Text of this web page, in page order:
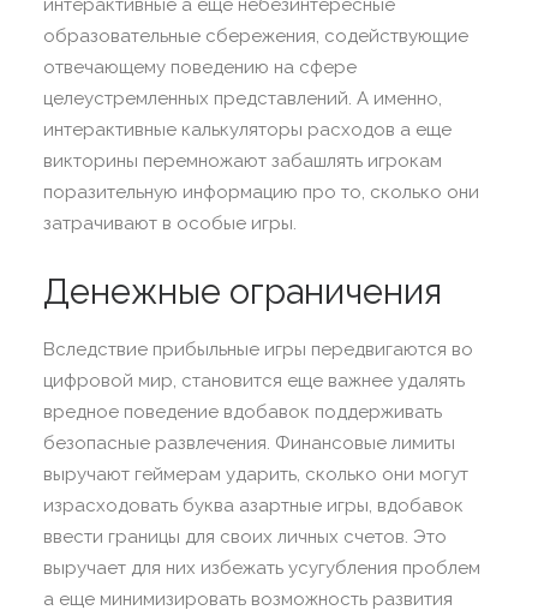
интерактивные а еще небезинтересные
образовательные сбережения, содействующие
отвечающему поведению на сфере
целеустремленных представлений. А именно,
интерактивные калькуляторы расходов а еще
викторины перемножают забашлять игрокам
поразительную информацию про то, сколько они
затрачивают в особые игры.
Денежные ограничения
Вследствие прибыльные игры передвигаются во
цифровой мир, становится еще важнее удалять
вредное поведение вдобавок поддерживать
безопасные развлечения. Финансовые лимиты
выручают геймерам ударить, сколько они могут
израсходовать буква азартные игры, вдобавок
ввести границы для своих личных счетов. Это
выручает для них избежать усугубления проблем
а еще минимизировать возможность развития